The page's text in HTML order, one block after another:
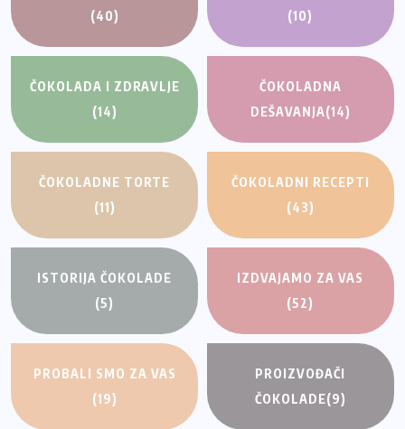
(40)
(10)
ČOKOLADA I ZDRAVLJE
(14)
ČOKOLADNA
DEŠAVANJA(14)
ČOKOLADNE TORTE
(11)
ČOKOLADNI RECEPTI
(43)
ISTORIJA ČOKOLADE
(5)
IZDVAJAMO ZA VAS
(52)
PROBALI SMO ZA VAS
(19)
PROIZVOĐAČI
ČOKOLADE(9)